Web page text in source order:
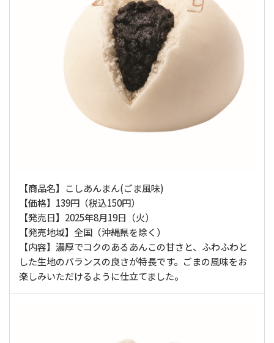
【商品名】こしあんまん(ごま風味)
【価格】139円（税込150円）
【発売日】2025年8月19日（火）
【発売地域】全国（沖縄県を除く）
【内容】濃厚でコクのあるあんこの甘さと、ふわふわと
した生地のバランスの良さが特長です。ごまの風味をお
楽しみいただけるように仕立てました。